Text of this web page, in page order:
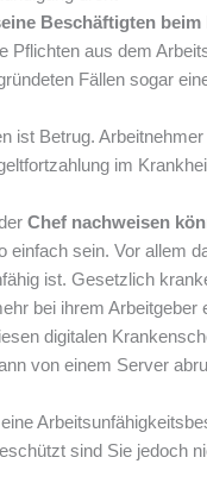
Beschäftigten
Pflichten aus dem
Fällen sogar
ist Betrug.
im
Chef nachweisen
einfach sein. Vor allem
ist. Gesetzlich
bei ihrem
digitalen
von einem Server
sind Sie jedoch